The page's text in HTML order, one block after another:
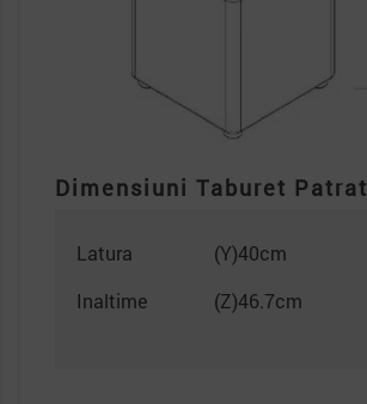
Dimensiuni Taburet Patrat
Latura
(Y)40cm
Inaltime
(Z)46.7cm